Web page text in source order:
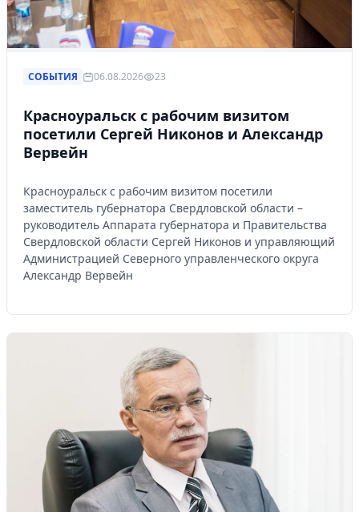
СОБЫТИЯ 06.08.2026 23
Красноуральск с рабочим визитом
посетили Сергей Никонов и Александр
Вервейн
Красноуральск с рабочим визитом посетили
заместитель губернатора Свердловской области –
руководитель Аппарата губернатора и Правительства
Свердловской области Сергей Никонов и управляющий
Администрацией Северного управленческого округа
Александр Вервейн